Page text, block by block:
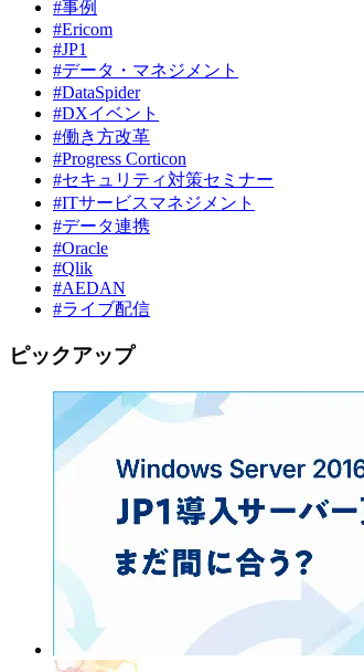
#事例
#Ericom
#JP1
#データ・マネジメント
#DataSpider
#DXイベント
#働き方改革
#Progress Corticon
#セキュリティ対策セミナー
#ITサービスマネジメント
#データ連携
#Oracle
#Qlik
#AEDAN
#ライブ配信
ピックアップ